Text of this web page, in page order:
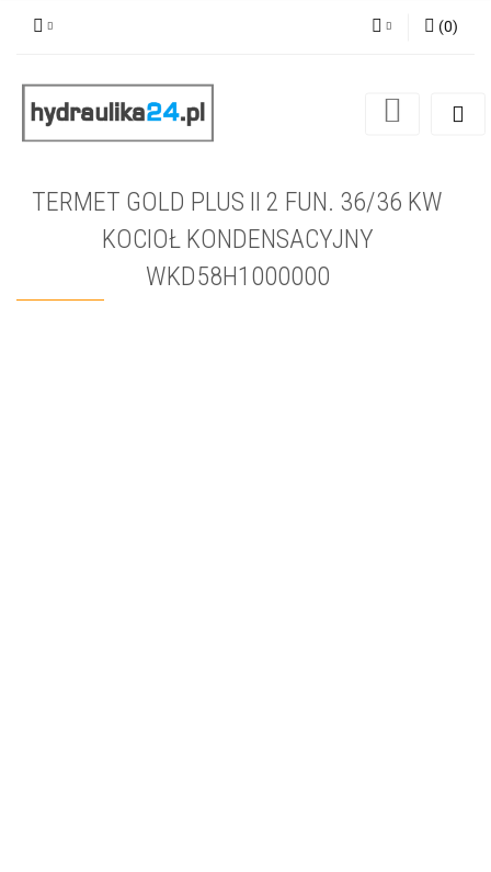
Zarejestruj się
(0)
TERMET GOLD PLUS II 2 FUN. 36/36 KW
KOCIOŁ KONDENSACYJNY
WKD58H1000000